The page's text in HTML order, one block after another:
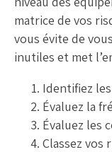
matrice de vos
vous évite de
inutiles et met
Identifiez
Évaluez la
Évaluez les
Classez vos